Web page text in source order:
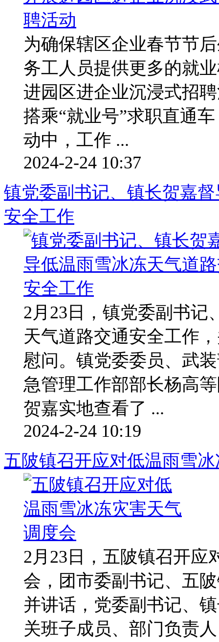
为确保辖区企业春节节
务工人员提供更多的就
进园区进企业沉浸式招
搭乘“就业号”求职直通
动中，工作 ...
2024-2-24 10:37
镇党委副书记、镇长贺嘉
安全工作
2月23日，镇党委副书记
天气道路交通安全工作
慰问。镇党委委员、武
急管理工作部部长杨高
贺嘉实地查看了 ...
2024-2-24 10:19
五陂镇召开应对低温雨雪
2月23日，五陂镇召开应
会，团市委副书记、五
并讲话，党委副书记、
关班子成员、部门负责